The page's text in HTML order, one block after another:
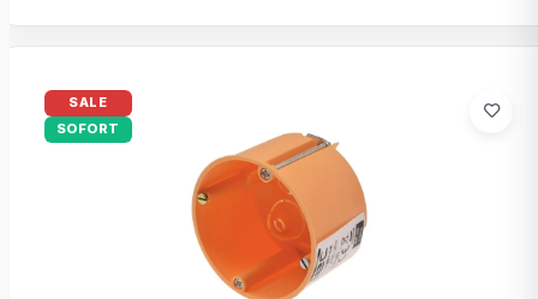
SALE
SOFORT